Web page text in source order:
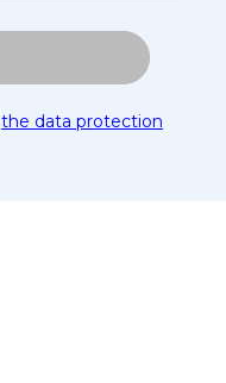
the data protection